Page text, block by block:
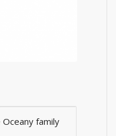
family